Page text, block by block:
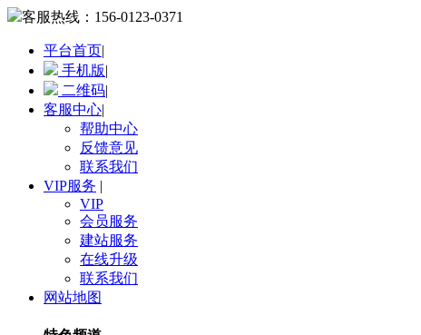
客服热线： 156-0123-0371
平台首页|
手机版|
二维码|
客服中心|
帮助中心
反馈意见
联系我们
VIP服务 |
VIP
会员服务
建站服务
在线升级
联系我们
网站地图